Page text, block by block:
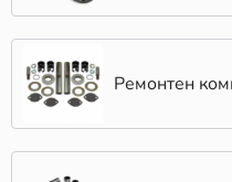
Ремонтен